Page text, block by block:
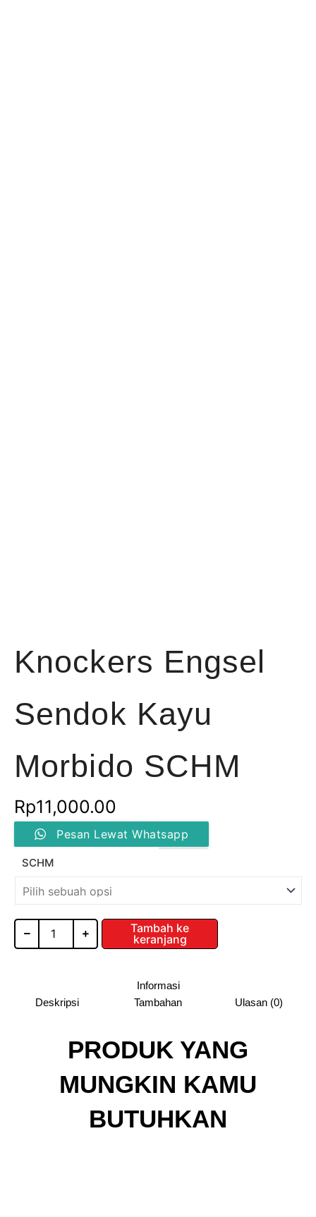
Knockers Engsel
Sendok Kayu
Morbido SCHM
Rp11,000.00
Pesan Lewat Whatsapp
SCHM
Kuantitas
Knockers
Morbido
Tambah ke
keranjang
Deskripsi
Informasi
Tambahan
Ulasan (0)
PRODUK YANG
MUNGKIN KAMU
BUTUHKAN